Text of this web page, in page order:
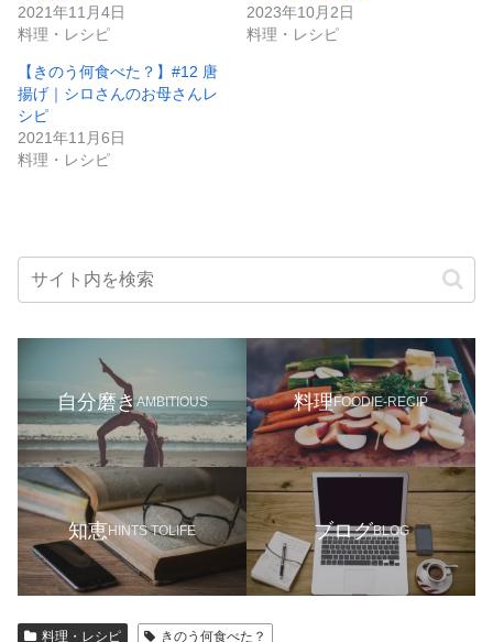
2021年11月4日
料理・レシピ
2023年10月2日
料理・レシピ
【きのう何食べた？】#12 唐
揚げ｜シロさんのお母さんレ
シピ
2021年11月6日
料理・レシピ
自分磨きAMBITIOUS 料理FOODIE-RECIP
知恵HINTS TOLIFE ブログBLOG
料理・レシピ きのう何食べた？